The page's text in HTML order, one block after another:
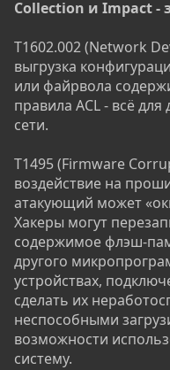
Collection и Impact -
T1602.002 (Network
выгрузка
или файрвола
правила ACL - всё
сети.
T1495 (Firmware
воздействие на
атакующий может
Хакеры могут
содержимое флэш-
другого
устройствах,
сделать их
неспособными
возможности
систему.